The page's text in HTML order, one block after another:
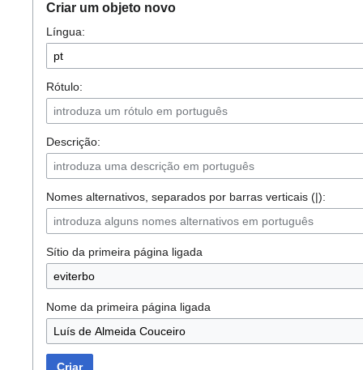
Criar um objeto novo
Língua:
Rótulo:
Descrição:
Nomes alternativos, separados por barras verticais (|):
Sítio da primeira página ligada
Nome da primeira página ligada
Criar